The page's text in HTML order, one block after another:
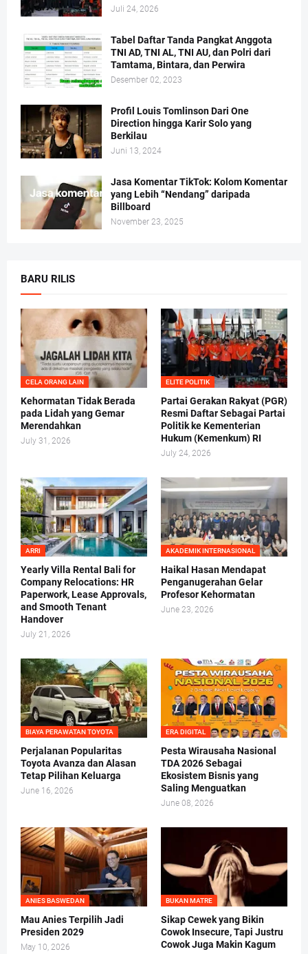
Juli 24, 2026
Tabel Daftar Tanda Pangkat Anggota
TNI AD, TNI AL, TNI AU, dan Polri dari
Tamtama, Bintara, dan Perwira
Desember 02, 2023
Profil Louis Tomlinson Dari One
Direction hingga Karir Solo yang
Berkilau
Juni 13, 2024
Jasa Komentar TikTok: Kolom Komentar
yang Lebih “Nendang” daripada
Billboard
November 23, 2025
BARU RILIS
CELA ORANG LAIN
Kehormatan Tidak Berada
pada Lidah yang Gemar
Merendahkan
July 31, 2026
ELITE POLITIK
Partai Gerakan Rakyat (PGR)
Resmi Daftar Sebagai Partai
Politik ke Kementerian
Hukum (Kemenkum) RI
July 24, 2026
ARRI
Yearly Villa Rental Bali for
Company Relocations: HR
Paperwork, Lease Approvals,
and Smooth Tenant
Handover
July 21, 2026
AKADEMIK INTERNASIONAL
Haikal Hasan Mendapat
Penganugerahan Gelar
Profesor Kehormatan
June 23, 2026
BIAYA PERAWATAN TOYOTA
Perjalanan Popularitas
Toyota Avanza dan Alasan
Tetap Pilihan Keluarga
June 16, 2026
ERA DIGITAL
Pesta Wirausaha Nasional
TDA 2026 Sebagai
Ekosistem Bisnis yang
Saling Menguatkan
June 08, 2026
ANIES BASWEDAN
Mau Anies Terpilih Jadi
Presiden 2029
May 10, 2026
BUKAN MATRE
Sikap Cewek yang Bikin
Cowok Insecure, Tapi Justru
Cowok Juga Makin Kagum